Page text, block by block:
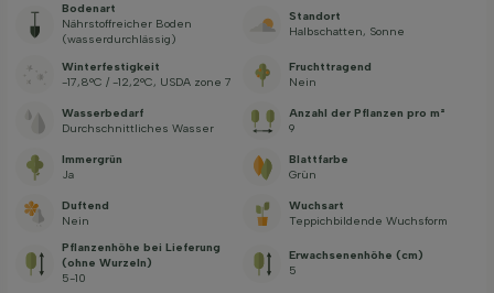
Bodenart
Nährstoffreicher Boden
(wasserdurchlässig)
Standort
Halbschatten, Sonne
Winterfestigkeit
-17,8°C / -12,2°C, USDA zone 7
Fruchttragend
Nein
Wasserbedarf
Durchschnittliches Wasser
Anzahl der Pflanzen pro m²
9
Immergrün
Ja
Blattfarbe
Grün
Duftend
Nein
Wuchsart
Teppichbildende Wuchsform
Pflanzenhöhe bei Lieferung
(ohne Wurzeln)
5-10
Erwachsenenhöhe (cm)
5